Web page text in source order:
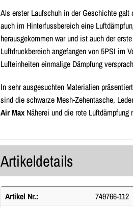
Als erster Laufschuh in der Geschichte galt
auch im Hinterfussbereich eine
herausgekommen war und ist auch der
Luftdruckbereich angefangen von 5PSI im
Lufteinheiten einmalige Dämpfung
In sehr ausgesuchten Materialien
sind die schwarze Mesh-Zehentasche,
Air Max Näherei und die rote
Artikeldetails
Artikel Nr.:
749766-112